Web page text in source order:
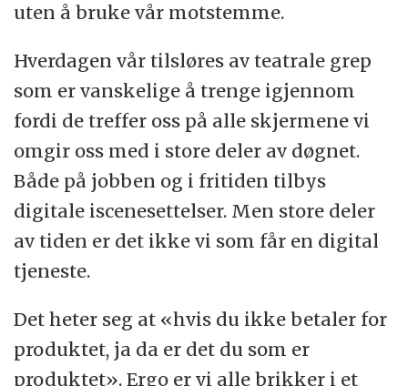
uten å bruke vår motstemme.
Hverdagen vår tilsløres av teatrale grep
som er vanskelige å trenge igjennom
fordi de treffer oss på alle skjermene vi
omgir oss med i store deler av døgnet.
Både på jobben og i fritiden tilbys
digitale iscenesettelser. Men store deler
av tiden er det ikke vi som får en digital
tjeneste.
Det heter seg at «hvis du ikke betaler for
produktet, ja da er det du som er
produktet». Ergo er vi alle brikker i et